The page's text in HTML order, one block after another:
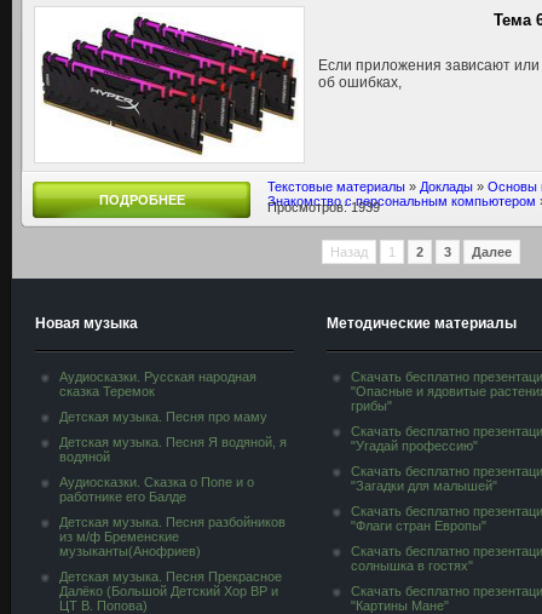
Тема
Если приложения зависают
об ошибках,
ПОДРОБНЕЕ
Текстовые материалы » Доклады » Основы
Знакомство с персональным компьютером
Просмотров: 1939
Назад 1 2 3 Далее
Новая музыка
Аудиосказки. Русская народная
сказка Теремок
Детская музыка. Песня про маму
Детская музыка. Песня Я водяной, я
водяной
Аудиосказки. Сказка о Попе и о
работнике его Балде
Детская музыка. Песня разбойников
из м/ф Бременские
музыканты(Анофриев)
Детская музыка. Песня Прекрасное
Далёко (Большой Детский Хор ВР и
ЦТ В. Попова)
Методические материалы
Скачать бесплатно
"Опасные и ядовитые
грибы"
Скачать бесплатно
"Угадай профессию"
Скачать бесплатно
"Загадки для малышей"
Скачать бесплатно
"Флаги стран Европы"
Скачать бесплатно
солнышка в гостях"
Скачать бесплатно
"Картины Мане"